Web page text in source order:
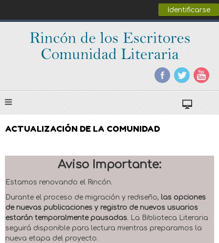
Identificarse
ACTUALIZACIÓN DE LA COMUNIDAD
Aviso Importante:
Estamos renovando el Rincón.
Durante el proceso de migración y rediseño, las opciones
de nuevas publicaciones y registro de nuevos usuarios
estarán temporalmente pausadas. La Biblioteca Literaria
seguirá disponible para lectura mientras preparamos la
nueva etapa del proyecto.